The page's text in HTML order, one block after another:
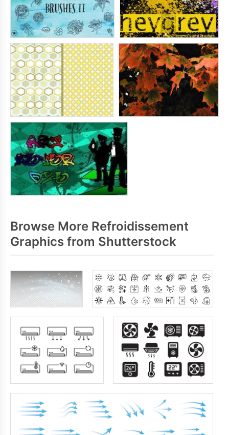
Browse More Refroidissement
Graphics from Shutterstock